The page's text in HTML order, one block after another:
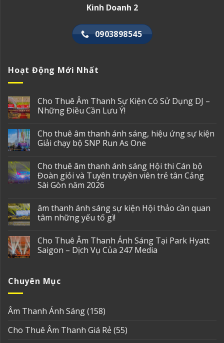
Kinh Doanh 2
0903898545
Hoạt Động Mới Nhất
Cho Thuê Âm Thanh Sự Kiện Có Sử Dụng DJ –
Những Điều Cần Lưu Ý!
Cho thuê âm thanh ánh sáng, hiệu ứng sự kiện
Giải chạy bộ SNP Run As One
Cho thuê âm thanh ánh sáng Hội thi Cán bộ
Đoàn giỏi và Tuyên truyền viên trẻ tân Cảng
Sài Gòn năm 2026
âm thanh ánh sáng sự kiện Hội thảo cần quan
tâm những yếu tố gì!
Cho Thuê Âm Thanh Ánh Sáng Tại Park Hyatt
Saigon – Dịch Vụ Của 247 Media
Chuyên Mục
Âm Thanh Ánh Sáng(158)
Cho Thuê Âm Thanh Giá Rẻ(55)